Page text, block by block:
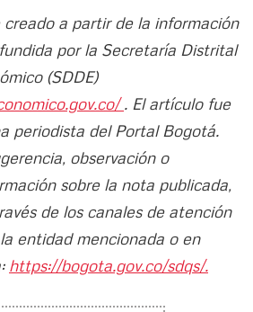
a partir de la información
por la Secretaría Distrital
(SDDE)
. El artículo fue
periodista del Portal Bogotá.
observación o
sobre la nota publicada,
de los canales de atención
entidad mencionada o en
https://bogota.gov.co/sdqs/.